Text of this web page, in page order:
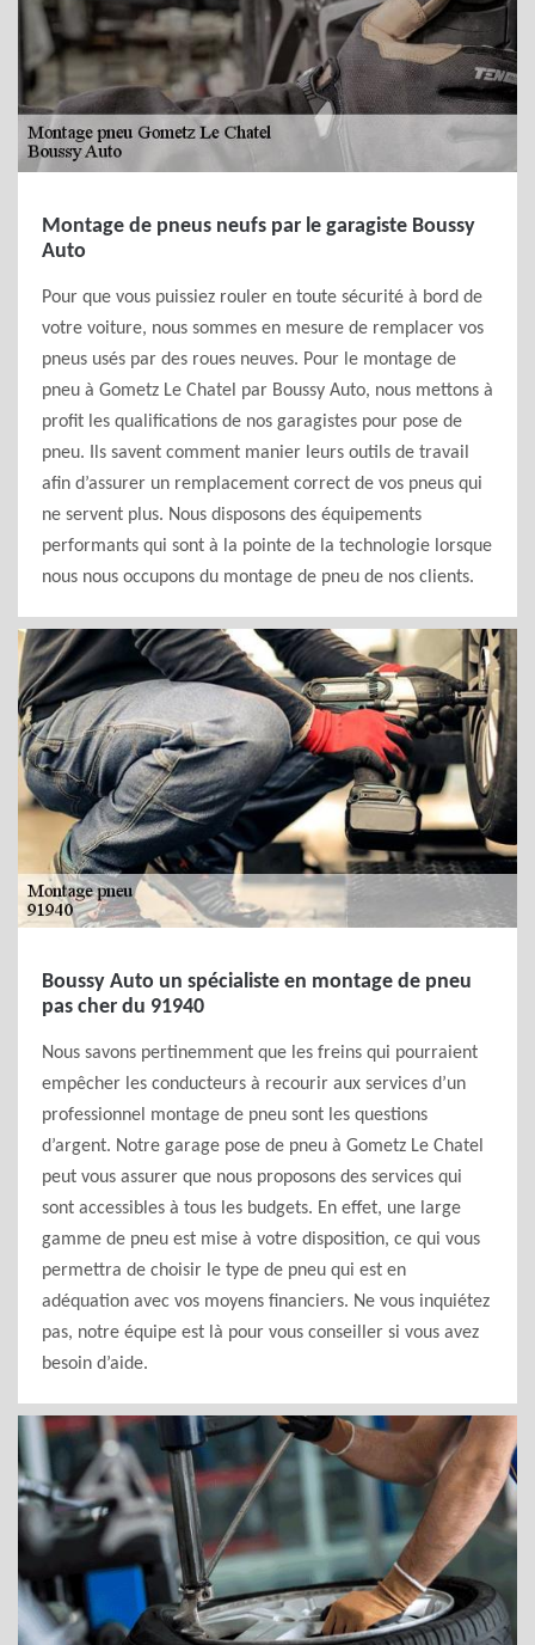
Montage de pneus neufs par le garagiste Boussy
Auto
Pour que vous puissiez rouler en toute sécurité à bord de
votre voiture, nous sommes en mesure de remplacer vos
pneus usés par des roues neuves. Pour le montage de
pneu à Gometz Le Chatel par Boussy Auto, nous mettons à
profit les qualifications de nos garagistes pour pose de
pneu. Ils savent comment manier leurs outils de travail
afin d’assurer un remplacement correct de vos pneus qui
ne servent plus. Nous disposons des équipements
performants qui sont à la pointe de la technologie lorsque
nous nous occupons du montage de pneu de nos clients.
Boussy Auto un spécialiste en montage de pneu
pas cher du 91940
Nous savons pertinemment que les freins qui pourraient
empêcher les conducteurs à recourir aux services d’un
professionnel montage de pneu sont les questions
d’argent. Notre garage pose de pneu à Gometz Le Chatel
peut vous assurer que nous proposons des services qui
sont accessibles à tous les budgets. En effet, une large
gamme de pneu est mise à votre disposition, ce qui vous
permettra de choisir le type de pneu qui est en
adéquation avec vos moyens financiers. Ne vous inquiétez
pas, notre équipe est là pour vous conseiller si vous avez
besoin d’aide.